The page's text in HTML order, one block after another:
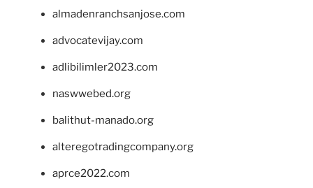
almadenranchsanjose.com
advocatevijay.com
adlibilimler2023.com
naswwebed.org
balithut-manado.org
alteregotradingcompany.org
aprce2022.com